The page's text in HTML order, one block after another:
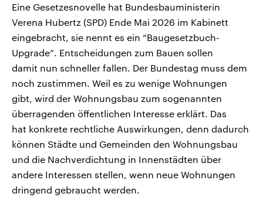
Eine Gesetzesnovelle hat Bundesbauministerin
Verena Hubertz (SPD) Ende Mai 2026 im Kabinett
eingebracht, sie nennt es ein “Baugesetzbuch-
Upgrade”. Entscheidungen zum Bauen sollen
damit nun schneller fallen. Der Bundestag muss dem
noch zustimmen. Weil es zu wenige Wohnungen
gibt, wird der Wohnungsbau zum sogenannten
überragenden öffentlichen Interesse erklärt. Das
hat konkrete rechtliche Auswirkungen, denn dadurch
können Städte und Gemeinden den Wohnungsbau
und die Nachverdichtung in Innenstädten über
andere Interessen stellen, wenn neue Wohnungen
dringend gebraucht werden.